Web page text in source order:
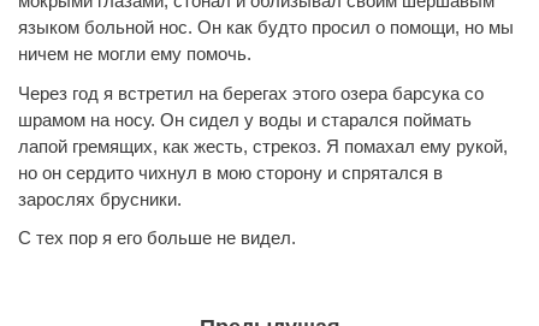
языком больной нос. Он как будто просил о помощи, но мы
ничем не могли ему помочь.
Через год я встретил на берегах этого озера барсука со
шрамом на носу. Он сидел у воды и старался поймать
лапой гремящих, как жесть, стрекоз. Я помахал ему рукой,
но он сердито чихнул в мою сторону и спрятался в
зарослях брусники.
С тех пор я его больше не видел.